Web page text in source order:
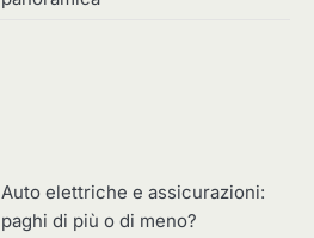
Auto elettriche e assicurazioni:
paghi di più o di meno?